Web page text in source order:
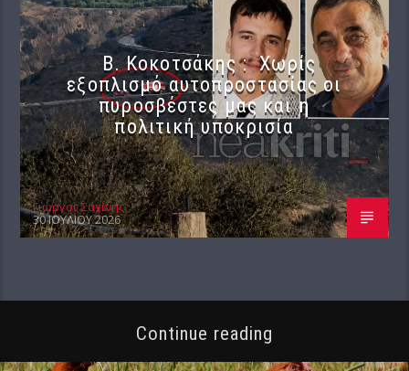
Β. Κοκοτσάκης : Χωρίς
εξοπλισμό αυτοπροστασίας οι
πυροσβέστες μας και η
πολιτική υποκρισία
Γιώργος Σαχίνης
30 ΙΟΥΛΊΟΥ 2026
Continue reading